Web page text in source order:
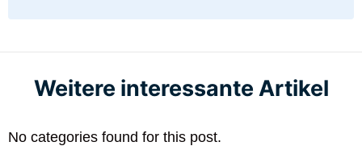
Weitere interessante Artikel
No categories found for this post.